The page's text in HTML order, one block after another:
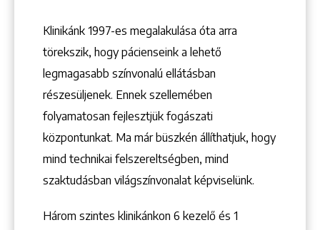
Klinikánk 1997-­es megalakulása óta arra
törekszik, hogy pácienseink a lehető
legmagasabb színvonalú ellátásban
részesüljenek. Ennek szellemében
folyamatosan fejlesztjük fogászati
központunkat. Ma már büszkén állíthatjuk, hogy
mind technikai felszereltségben, mind
szaktudásban világszínvonalat képviselünk.
Három szintes klinikánkon 6 kezelő ­és 1